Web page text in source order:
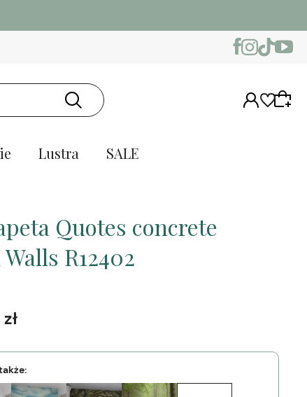
Lustra SALE
Quotes concrete
R12402